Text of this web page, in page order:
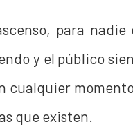
para
y el público
cualquier
que existen.